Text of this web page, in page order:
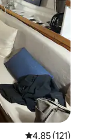
4,85 de uma
4,85 (121)